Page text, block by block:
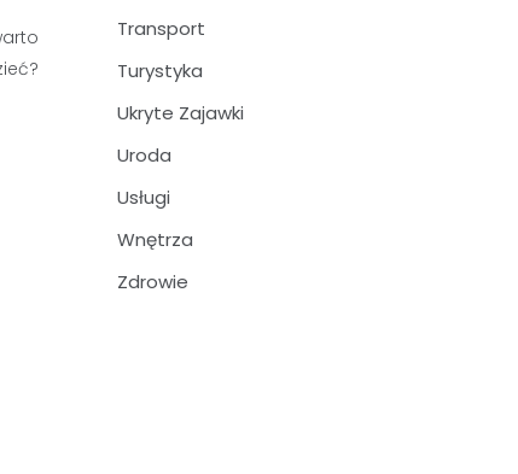
Transport
Turystyka
Ukryte Zajawki
Uroda
Usługi
Wnętrza
Zdrowie